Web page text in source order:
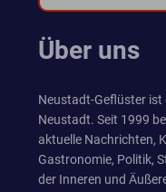
Über uns
Neustadt-Geflüster ist
Neustadt. Seit 1999
aktuelle Nachrichten,
Gastronomie, Politik,
der Inneren und